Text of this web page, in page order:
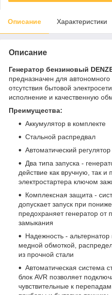
Описание Характеристики
Описание
Генератор бензиновый
предназначен для
отсутствия бытовой
исполнение и качественную
Преимущества:
Аккумулятор в комплекте
Стальной распредвал
Автоматический
Два типа запуска -
действие как вручную, так
электростартера ключом
Комплексная защита -
допускает запуск при
предохраняет генератор от
замыкания
Надежность -
медной обмоткой,
из прочной стали
Автоматическая система
блок AVR позволяет
чувствительные к